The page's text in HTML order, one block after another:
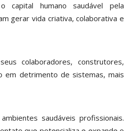
capital humano saudável pela
gerar vida criativa, colaborativa e
colaboradores, construtores,
em detrimento de sistemas, mais
saudáveis profissionais.